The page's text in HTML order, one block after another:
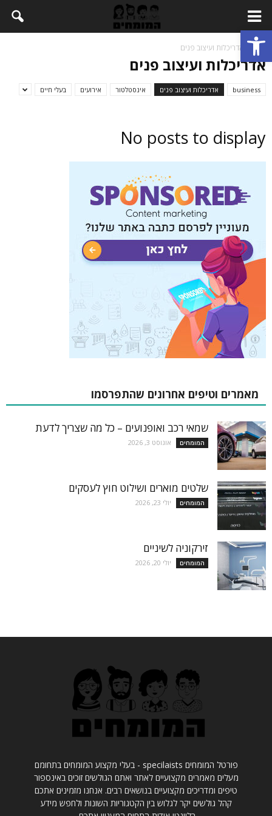
Open toolbar
בית אדריכלות ועיצוב פנים
אדריכלות ועיצוב פנים
business אדריכלות ועיצוב פנים אינסטלטור אירועים בעלי חיים
No posts to display
מאמרים וטיפים אחרונים שהתפרסמו
שמאי רכב ואופנועים – כל מה שצריך לדעת
המומחים אוגוסט 3, 2026
שלטים מוארים ושילוט חוץ לעסקים
המומחים יולי 23, 2026
זירקוניה לשיניים
המומחים יולי 20, 2026
פורטל המומחים specilaists - בעלי מקצוע המומחים בתחומם
מעלים מאמרים מקצועיים לאתר ואתם הגולשים זוכים באינספור
טיפים ומדריכים מקצועיים בנושאים רבים. אנחנו מזמינים אתכם
קהל גולשים יקר לגלוש בין הקטגוריות השונות ולחפש מידע